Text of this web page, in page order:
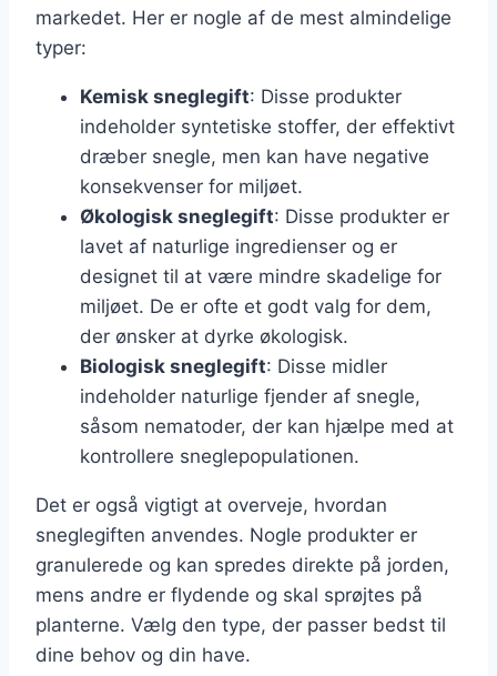
markedet. Her er nogle af de mest almindelige
typer:
Kemisk sneglegift: Disse produkter
indeholder syntetiske stoffer, der effektivt
dræber snegle, men kan have negative
konsekvenser for miljøet.
Økologisk sneglegift: Disse produkter er
lavet af naturlige ingredienser og er
designet til at være mindre skadelige for
miljøet. De er ofte et godt valg for dem,
der ønsker at dyrke økologisk.
Biologisk sneglegift: Disse midler
indeholder naturlige fjender af snegle,
såsom nematoder, der kan hjælpe med at
kontrollere sneglepopulationen.
Det er også vigtigt at overveje, hvordan
sneglegiften anvendes. Nogle produkter er
granulerede og kan spredes direkte på jorden,
mens andre er flydende og skal sprøjtes på
planterne. Vælg den type, der passer bedst til
dine behov og din have.